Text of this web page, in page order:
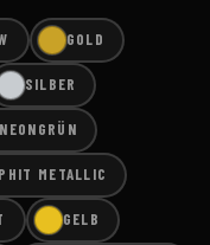
GOLD
SILBER
NEONGRÜN
METALLIC
GELB